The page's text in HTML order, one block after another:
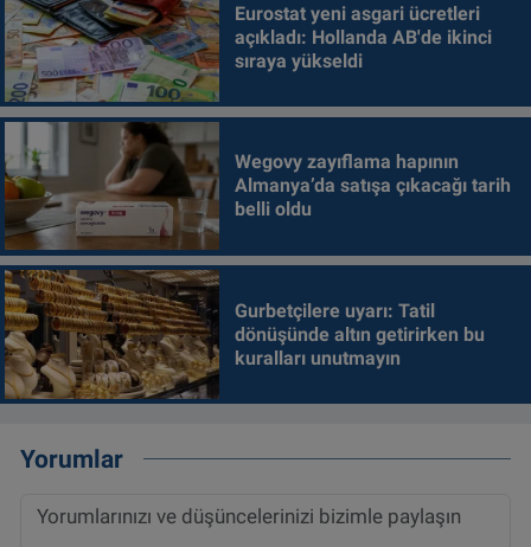
Eurostat yeni asgari ücretleri
açıkladı: Hollanda AB'de ikinci
sıraya yükseldi
Wegovy zayıflama hapının
Almanya’da satışa çıkacağı tarih
belli oldu
Gurbetçilere uyarı: Tatil
dönüşünde altın getirirken bu
kuralları unutmayın
Yorumlar